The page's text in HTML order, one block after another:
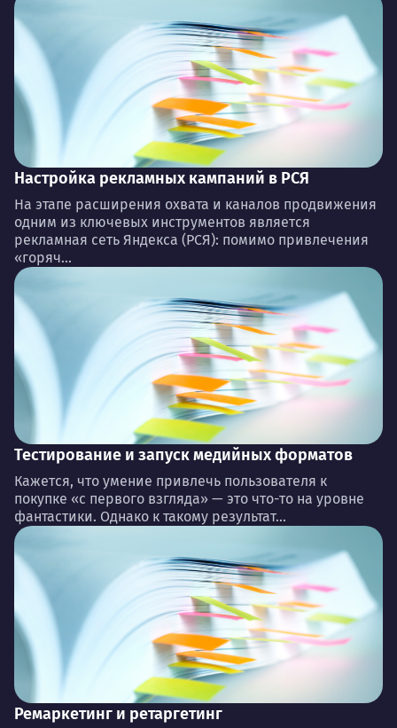
Настройка рекламных кампаний в РСЯ
На этапе расширения охвата и каналов продвижения
одним из ключевых инструментов является
рекламная сеть Яндекса (РСЯ): помимо привлечения
«горяч...
Тестирование и запуск медийных форматов
Кажется, что умение привлечь пользователя к
покупке «с первого взгляда» — это что-то на уровне
фантастики. Однако к такому результат...
Ремаркетинг и ретаргетинг